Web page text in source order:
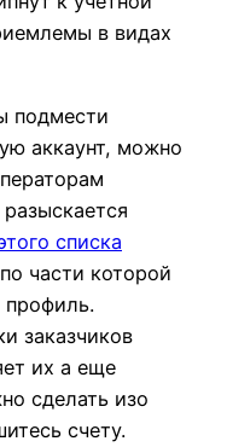
в видах
подмести
аккаунт, можно
списка
части которой
профиль.
заказчиков
их а еще
сделать изо
счету.